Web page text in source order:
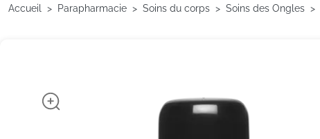
Accueil Parapharmacie Soins du corps Soins des Ongles